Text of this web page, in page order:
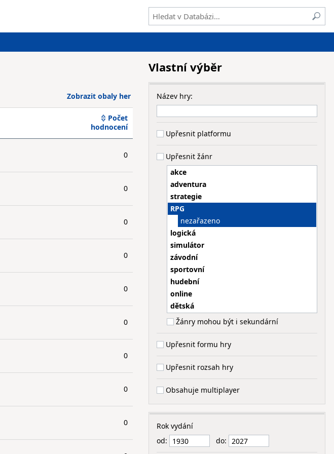
Zobrazit obaly her
Počet
hodnocení
0
0
0
0
0
0
0
0
0
Vlastní výběr
Název hry:
Upřesnit platformu
Upřesnit žánr
akce
adventura
strategie
RPG
nezařazeno
logická
simulátor
závodní
sportovní
hudební
online
dětská
Žánry mohou být i sekundární
Upřesnit formu hry
Upřesnit rozsah hry
Obsahuje multiplayer
Rok vydání
od:
do: